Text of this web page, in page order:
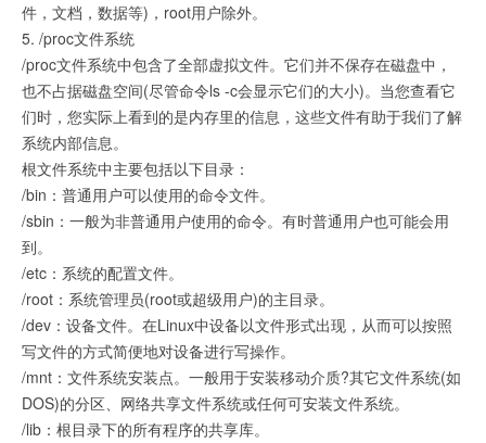
件，文档，数据等)，root用户除外。
5. /proc文件系统
/proc文件系统中包含了全部虚拟文件。它们并不保存在磁盘中，
也不占据磁盘空间(尽管命令ls -c会显示它们的大小)。当您查看它
们时，您实际上看到的是内存里的信息，这些文件有助于我们了解
系统内部信息。
根文件系统中主要包括以下目录：
/bin：普通用户可以使用的命令文件。
/sbin：一般为非普通用户使用的命令。有时普通用户也可能会用
到。
/etc：系统的配置文件。
/root：系统管理员(root或超级用户)的主目录。
/dev：设备文件。在Linux中设备以文件形式出现，从而可以按照
写文件的方式简便地对设备进行写操作。
/mnt：文件系统安装点。一般用于安装移动介质?其它文件系统(如
DOS)的分区、网络共享文件系统或任何可安装文件系统。
/lib：根目录下的所有程序的共享库。